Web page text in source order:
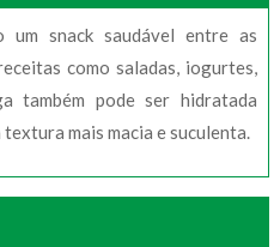
um snack saudável entre as
como saladas, iogurtes,
também pode ser hidratada
mais macia e suculenta.